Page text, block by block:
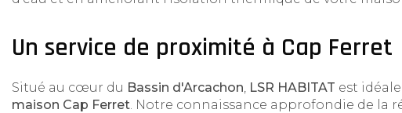
Un service de proximité à Cap Ferret
Situé au cœur du Bassin d'Arcachon LSR HABITAT est
maison Cap Ferret . Notre connaissance approfondie de